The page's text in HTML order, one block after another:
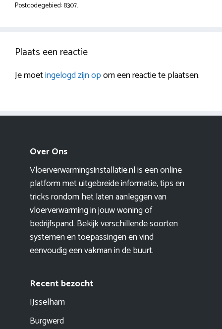
Postcodegebied: 8307.
Plaats een reactie
Je moetingelogd zijn opom een reactie te plaatsen.
Over Ons
Vloerverwarmingsinstallatie.nl is een online
platform met uitgebreide informatie, tips en
tricks rondom het laten aanleggen van
vloerverwarming in jouw woning of
bedrijfspand. Bekijk verschillende soorten
systemen en toepassingen en vind
eenvoudig een vakman in de buurt.
Recent bezocht
IJsselham
Burgwerd